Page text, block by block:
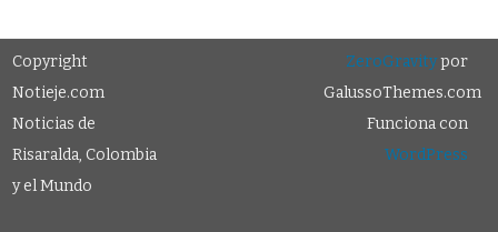
Copyright
Notieje.com
Noticias de
Risaralda, Colombia
y el Mundo
ZeroGravitypor
GalussoThemes.com
Funciona con
WordPress